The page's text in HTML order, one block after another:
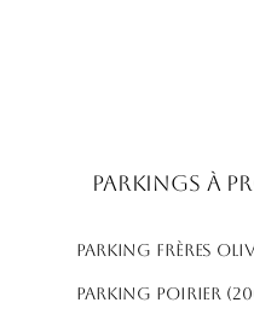
Parkings à
Parking frères
​Parking poirier